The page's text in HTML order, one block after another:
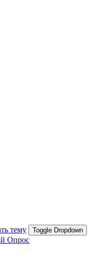
тему Toggle Dropdown
Опрос